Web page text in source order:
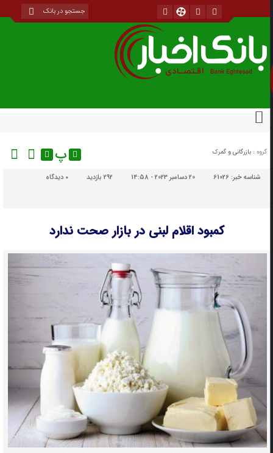
گروه : بازرگانی و گمرک پ
شناسه خبر:61026 20 دسامبر 2023 - 14:58 292 بازدید دیدگاه
کمبود اقلام لبنی در بازار صحت ندارد